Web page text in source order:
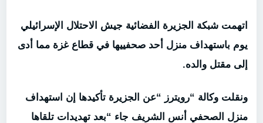
اتهمت شبكة الجزيرة الفضائية جيش الاحتلال الإسرائيلي
يوم باستهداف منزل أحد صحفييها في قطاع غزة مما أدى
إلى مقتل والده.
ونقلت وكالة “رويترز “عن الجزيرة تأكيدها إن استهداف
منزل الصحفي أنس الشريف جاء “بعد تهديدات تلقاها